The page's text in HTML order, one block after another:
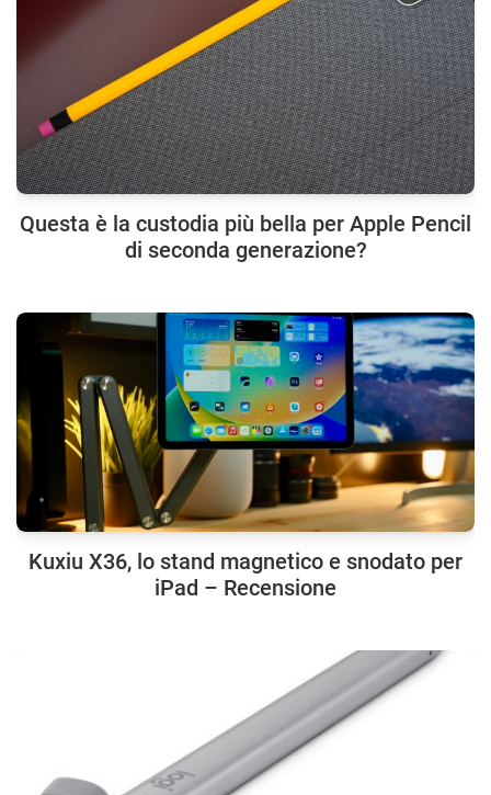
Questa è la custodia più bella per Apple Pencil
di seconda generazione?
Kuxiu X36, lo stand magnetico e snodato per
iPad – Recensione